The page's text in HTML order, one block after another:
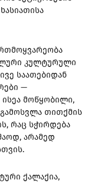
კულტურული
საათებიდან
—
მოწყობილი,
თითქმის
რაც სჭირდება
არამედ
ქალაქია,